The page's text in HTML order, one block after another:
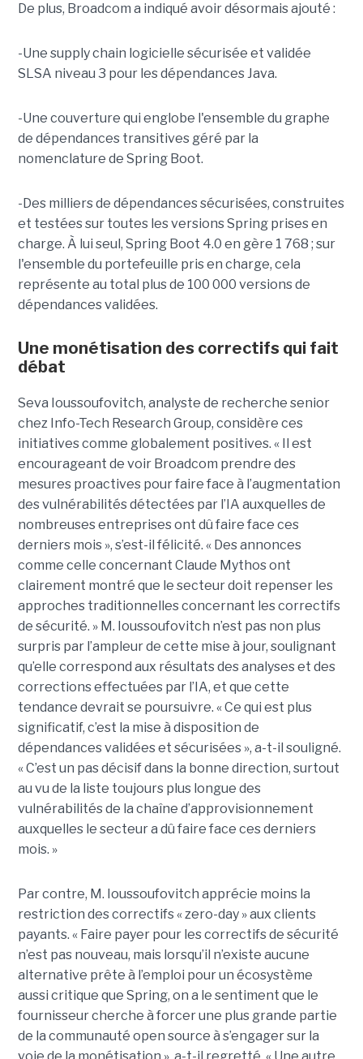
De plus, Broadcom a indiqué avoir désormais ajouté :
-Une supply chain logicielle sécurisée et validée
SLSA niveau 3 pour les dépendances Java.
-Une couverture qui englobe l'ensemble du graphe
de dépendances transitives géré par la
nomenclature de Spring Boot.
-Des milliers de dépendances sécurisées, construites
et testées sur toutes les versions Spring prises en
charge. À lui seul, Spring Boot 4.0 en gère 1 768 ; sur
l'ensemble du portefeuille pris en charge, cela
représente au total plus de 100 000 versions de
dépendances validées.
Une monétisation des correctifs qui fait
débat
Seva Ioussoufovitch, analyste de recherche senior
chez Info-Tech Research Group, considère ces
initiatives comme globalement positives. « Il est
encourageant de voir Broadcom prendre des
mesures proactives pour faire face à l’augmentation
des vulnérabilités détectées par l’IA auxquelles de
nombreuses entreprises ont dû faire face ces
derniers mois », s’est-il félicité. « Des annonces
comme celle concernant Claude Mythos ont
clairement montré que le secteur doit repenser les
approches traditionnelles concernant les correctifs
de sécurité. » M. Ioussoufovitch n’est pas non plus
surpris par l’ampleur de cette mise à jour, soulignant
qu’elle correspond aux résultats des analyses et des
corrections effectuées par l’IA, et que cette
tendance devrait se poursuivre. « Ce qui est plus
significatif, c’est la mise à disposition de
dépendances validées et sécurisées », a-t-il souligné.
« C’est un pas décisif dans la bonne direction, surtout
au vu de la liste toujours plus longue des
vulnérabilités de la chaîne d’approvisionnement
auxquelles le secteur a dû faire face ces derniers
mois. »
Par contre, M. Ioussoufovitch apprécie moins la
restriction des correctifs « zero-day » aux clients
payants. « Faire payer pour les correctifs de sécurité
n’est pas nouveau, mais lorsqu’il n’existe aucune
alternative prête à l’emploi pour un écosystème
aussi critique que Spring, on a le sentiment que le
fournisseur cherche à forcer une plus grande partie
de la communauté open source à s’engager sur la